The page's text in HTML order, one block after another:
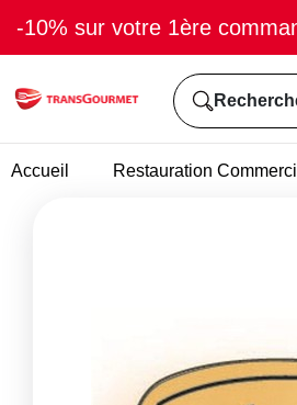
-10% sur votre 1ère
Accueil Restauration